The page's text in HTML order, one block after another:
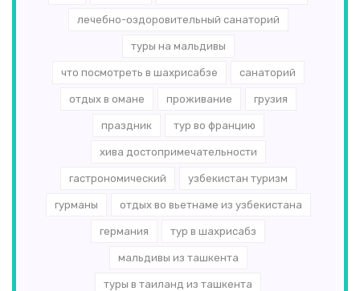
лечебно-оздоровительный санаторий
туры на мальдивы
что посмотреть в шахрисабзе санаторий
отдых в омане проживание грузия
праздник тур во францию
хива достопримечательности
гастрономический узбекистан туризм
гурманы отдых во вьетнаме из узбекистана
германия тур в шахрисабз
мальдивы из ташкента
туры в таиланд из ташкента